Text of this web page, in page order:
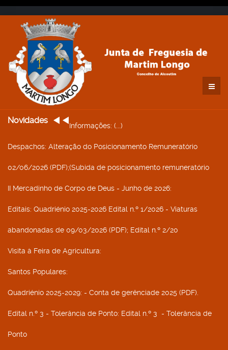
Novidades
Informações: (...)
Despachos: Alteração do Posicionamento Remuneratório
02/06/2026 (PDF);(Subida de posicionamento remuneratório
II Mercadinho de Corpo de Deus - Junho de 2026:
Editais: Quadriénio 2025-2026 Edital n.º 1/2026 - Viaturas
abandonadas de 09/03/2026 (PDF); Edital n.º 2/20
Visita à Feira de Agricultura:
Santos Populares:
Quadriénio 2025-2029: - Conta de gerênciade 2025 (PDF).
Edital n.º 3 - Tolerância de Ponto: Edital n.º 3 - Tolerância de
Ponto